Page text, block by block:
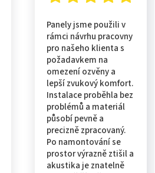
Panely jsme použili v
rámci návrhu pracovny
pro našeho klienta s
požadavkem na
omezení ozvěny a
lepší zvukový komfort.
Instalace proběhla bez
problémů a materiál
působí pevně a
precizně zpracovaný.
Po namontování se
prostor výrazně ztišil a
akustika je znatelně